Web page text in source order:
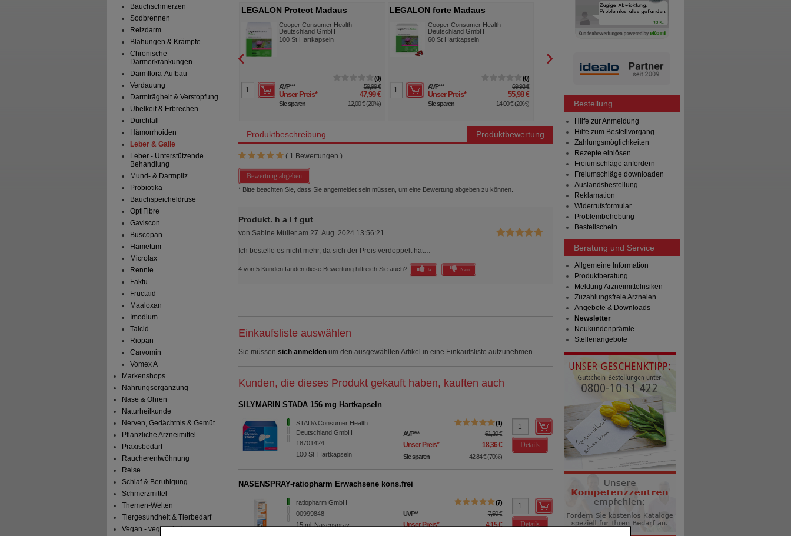
Bauchschmerzen
Sodbrennen
Reizdarm
Blähungen & Krämpfe
Chronische
Darmerkrankungen
Darmflora-Aufbau
Verdauung
Darmträgheit & Verstopfung
Übelkeit & Erbrechen
Durchfall
Hämorrhoiden
Leber & Galle
Leber - Unterstützende
Behandlung
Mund- & Darmpilz
Probiotika
Bauchspeicheldrüse
OptiFibre
Gaviscon
Buscopan
Hametum
Microlax
Rennie
Faktu
Fructaid
Maaloxan
Imodium
Talcid
Riopan
Carvomin
Vomex A
Markenshops
Nahrungsergänzung
Nase & Ohren
Naturheilkunde
Nerven, Gedächtnis & Gemüt
Pflanzliche Arzneimittel
Praxisbedarf
Raucherentwöhnung
Reise
Schlaf & Beruhigung
Schmerzmittel
Themen-Welten
Tiergesundheit & Tierbedarf
Vegan - vegetarisch
LEGALON forte Madaus
Hartkapseln
Deutschland GmbH
180St Hartkapseln
AVP***
Unser Preis* 89,55 €
Sie sparen
LEGALON Protect Madaus
HartkapselnCooper Consumer Health
Deutschland GmbH
100St Hartkapseln
0
AVP*** 59,99 €
Unser Preis* 47,99 €
Sie sparen 12,00 €(20%)
LEGALON forte Madaus
HartkapselnCooper Consumer Health
Deutschland GmbH
60 St Hartkapseln
0
AVP*** 69,98 €
Unser Preis* 55,98 €
Sie sparen 14,00 €(20%)
GINKGO STADA 240 mg
STADA Consumer Health
Deutschland GmbH
Unser Preis* 48,55 €
Sie sparen
Produktbeschreibung Produktbewertung
( 1 Bewertungen )
Bewertung abgeben
* Bitte beachten Sie, dass Sie angemeldet sein müssen, um eine Bewertung abgeben zu können.
Produkt. h a l f gut
von Sabine Mülleram 27. Aug. 2024 13:56:21
Ich bestelle es nicht mehr, da sich der Preis verdoppelt hat…
4 von 5 Kunden fanden diese Bewertung hilfreich. Sie auch? Ja Nein
Einkaufsliste auswählen
Sie müssen sich anmelden um den ausgewählten Artikel in eine Einkaufsliste aufzunehmen.
Kunden, die dieses Produkt gekauft haben, kauften auch
SILYMARIN STADA 156 mg Hartkapseln
STADA Consumer Health
Deutschland GmbH
18701424
100St Hartkapseln
1
AVP*** 61,20 €
Unser Preis* 18,36 €
Sie sparen 42,84 €(70%)
Details
NASENSPRAY-ratiopharm Erwachsene kons.frei
ratiopharm GmbH
00999848
15ml Nasenspray
7
UVP** 7,50 €
Unser Preis* 4,15 € Details
Bestellung
Hilfe zur Anmeldung
Hilfe zum Bestellvorgang
Zahlungsmöglichkeiten
Rezepte einlösen
Freiumschläge anfordern
Freiumschläge downloaden
Auslandsbestellung
Reklamation
Widerrufsformular
Problembehebung
Bestellschein
Beratung und Service
Allgemeine Information
Produktberatung
Meldung Arzneimittelrisiken
Zuzahlungsfreie Arzneien
Angebote & Downloads
Newsletter
Neukundenprämie
Stellenangebote